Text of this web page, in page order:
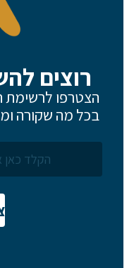
רוצים
הצטרפו לרשימת
בכל מה שקורה
אם
סימן
נשמח לשוחח
ולעזור לכם להגשים
השאירו